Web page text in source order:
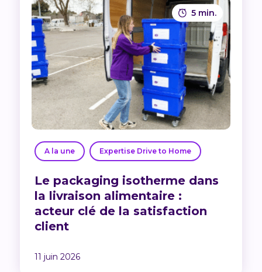
5 min.
A la une Expertise Drive to Home
Le packaging isotherme dans
la livraison alimentaire :
acteur clé de la satisfaction
client
11 juin 2026